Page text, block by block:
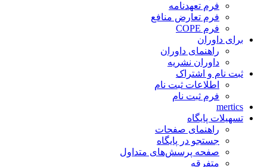
فرم تعهدنامه
فرم تعارض منافع
فرم COPE
برای داوران
راهنمای داوران
داوران نشریه
ثبت نام و اشتراک
اطلاعات ثبت نام
فرم ثبت نام
mertics
تسهیلات پایگاه
راهنمای صفحات
جستجو در پایگاه
صفحه پرسش‌های متداول
متفرقه